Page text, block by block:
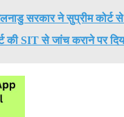
सरकार ने सुप्रीम कोर्ट
की SIT से जांच कराने पर